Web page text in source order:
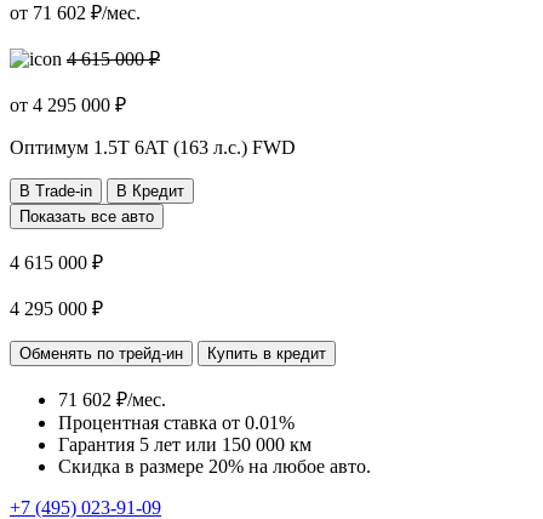
от 71 602 ₽/мес.
4 615 000 ₽
от 4 295 000 ₽
Оптимум 1.5T 6AT (163 л.с.) FWD
В Trade-in
В Кредит
Показать все авто
4 615 000 ₽
4 295 000 ₽
Обменять по трейд-ин Купить в кредит
71 602 ₽/мес.
Процентная ставка от 0.01%
Гарантия 5 лет или 150 000 км
Скидка в размере 20% на любое авто.
+7 (495) 023-91-09